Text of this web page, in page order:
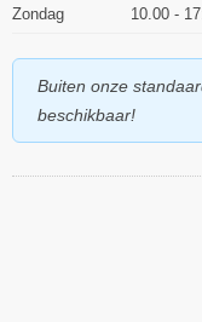
Zondag 10.00 -
Buiten onze
beschikbaar!